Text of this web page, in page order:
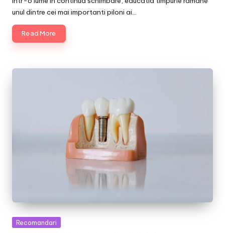
unul dintre cei mai importanti piloni ai…
Read More
Posted
Recomandari